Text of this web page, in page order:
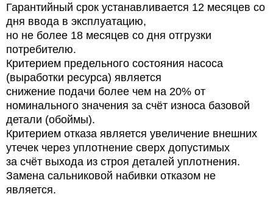
Гарантийный срок устанавливается 12 месяцев со
дня ввода в эксплуатацию,
но не более 18 месяцев со дня отгрузки
потребителю.
Критерием предельного состояния насоса
(выработки ресурса) является
снижение подачи более чем на 20% от
номинального значения за счёт износа базовой
детали (обоймы).
Критерием отказа является увеличение внешних
утечек через уплотнение сверх допустимых
за счёт выхода из строя деталей уплотнения.
Замена сальниковой набивки отказом не
является.